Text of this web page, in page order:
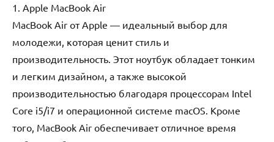
1. Apple MacBook Air
MacBook Air от Apple — идеальный выбор для
молодежи, которая ценит стиль и
производительность. Этот ноутбук обладает тонким
и легким дизайном, а также высокой
производительностью благодаря процессорам Intel
Core i5/i7 и операционной системе macOS. Кроме
того, MacBook Air обеспечивает отличное время